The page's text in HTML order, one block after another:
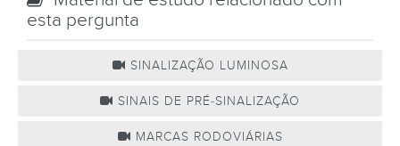
esta pergunta
SINALIZAÇÃO LUMINOSA
SINAIS DE PRÉ-SINALIZAÇÃO
MARCAS RODOVIÁRIAS